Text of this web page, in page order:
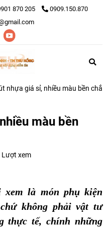
870 205
0909.150.870
nhựa giá sỉ, nhiều màu bền chắc
màu bền
Lượt xem
là món phụ kiện
không phải vật tư
thực tế, chính những